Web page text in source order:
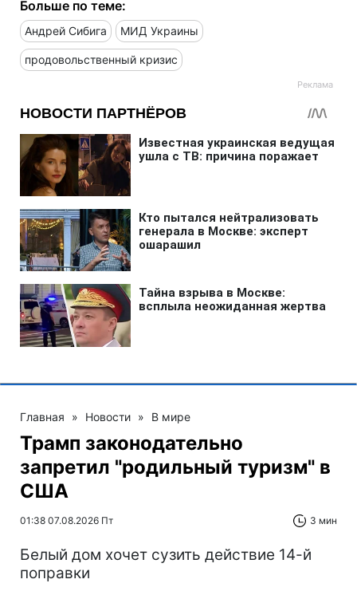
Больше по теме:
Андрей Сибига МИД Украины
продовольственный кризис
Главная » Новости » В мире
Трамп законодательно
запретил "родильный туризм" в
США
01:38 07.08.2026 Пт 3 мин
Белый дом хочет сузить действие 14-й
поправки